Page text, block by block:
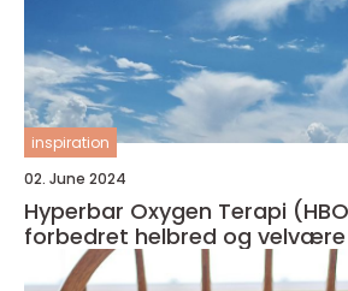
inspiration
02. June 2024
Hyperbar Oxygen Terapi
forbedret helbred og velvære